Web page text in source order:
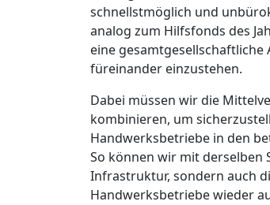
schnellstmöglich und
analog zum Hilfsfonds des
eine
füreinander einzustehen.
Dabei müssen wir die
kombinieren, um
Handwerksbetriebe in den
So können wir mit derselben
Infrastruktur, sondern auch
Handwerksbetriebe wieder